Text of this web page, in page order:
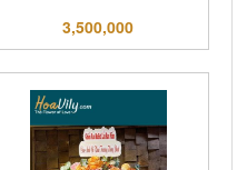
3,500,000